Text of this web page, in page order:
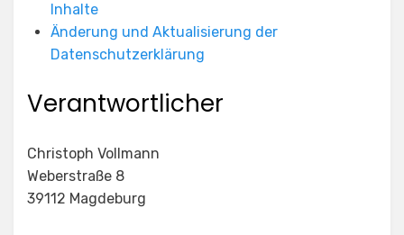
Inhalte
Änderung und Aktualisierung der
Datenschutzerklärung
Verantwortlicher
Christoph Vollmann
Weberstraße 8
39112 Magdeburg